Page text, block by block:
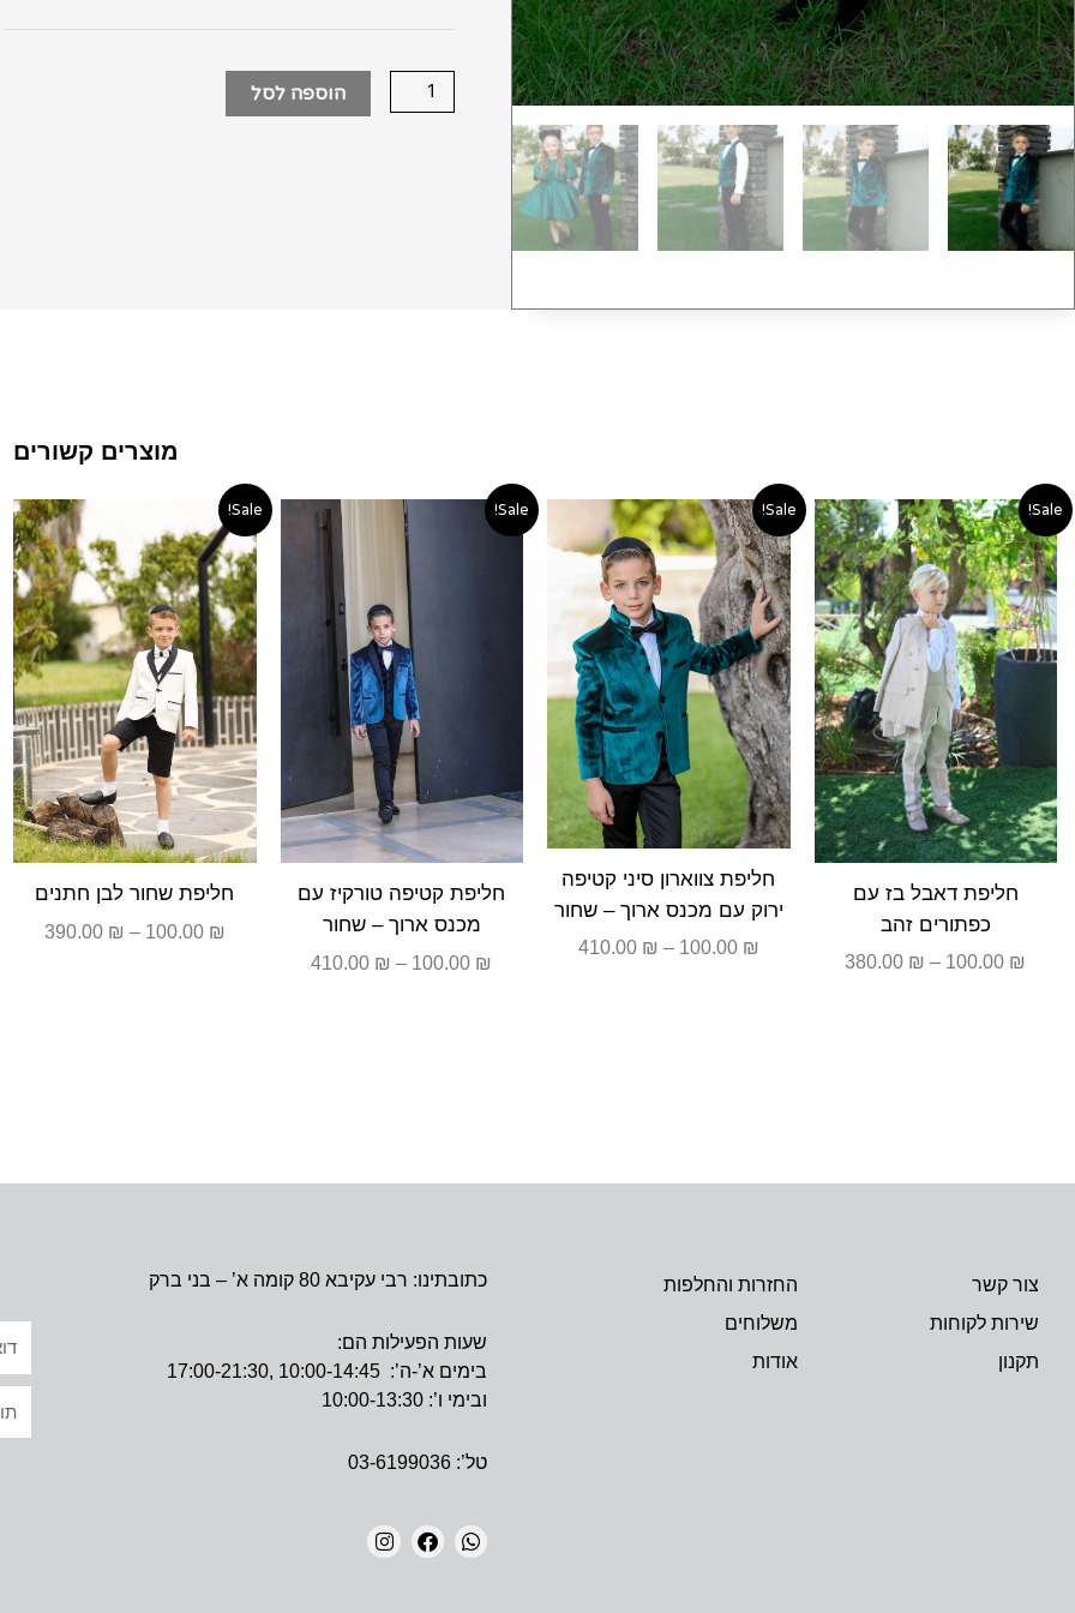
הוספה לסל
מוצרים קשורים
Sale!
חליפת דאבל בז עם
כפתורים זהב
100.00 ₪
–
380.00 ₪
טווח
מחירים:
⁦100.00 ₪⁩
עד
⁦380.00 ₪⁩
Sale!
חליפת צווארון סיני קטיפה
ירוק עם מכנס ארוך – שחור
100.00 ₪
–
410.00 ₪
מחירים:
Sale!
חליפת קטיפה טורקיז עם
מכנס ארוך – שחור
100.00 ₪
–
410.00 ₪
מחירים:
⁦100.00 ₪⁩
Sale!
חליפת שחור לבן חתנים
100.00 ₪
–
390.00 ₪
טווח
עד
⁦390.00 ₪⁩
צור קשר
שירות לקוחות
תקנון
החזרות והחלפות
משלוחים
אודות
כתובתינו: רבי עקיבא 80 קומה א’ – בני ברק
שעות הפעילות הם:
בימים א’-ה’: 10:00-14:45 ,17:00-21:30
ובימי ו’: 10:00-13:30
טל’: 03-6199036